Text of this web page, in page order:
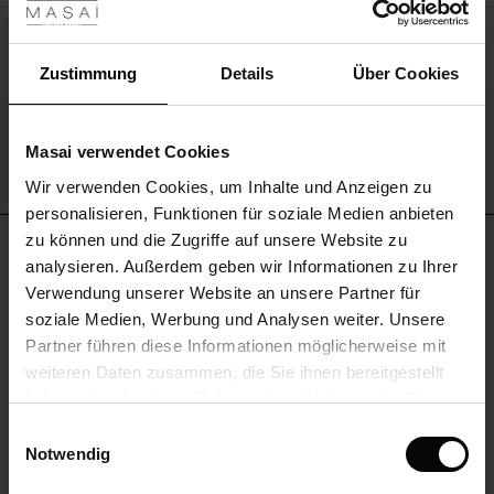
Zustimmung Details Über Cookies
Masai verwendet Cookies
Wir verwenden Cookies, um Inhalte und Anzeigen zu
personalisieren, Funktionen für soziale Medien anbieten
zu können und die Zugriffe auf unsere Website zu
analysieren. Außerdem geben wir Informationen zu Ihrer
Verwendung unserer Website an unsere Partner für
soziale Medien, Werbung und Analysen weiter. Unsere
Partner führen diese Informationen möglicherweise mit
weiteren Daten zusammen, die Sie ihnen bereitgestellt
haben oder die sie im Rahmen Ihrer Nutzung der Dienste
Notwendig
(Sale)
Sale
Sale
First Layers
Begins – Pre-Autumn 2026
Ease - Summer 2026
- Summer 2026
- Spring 2026
– Spring 2026
Sets
Leinen
– Ihre Garderobe beginnt hier
NEU
Stretch-jeans Mit Weitem Bein Und
Längsnähten
119,00 €
MEHR SEHEN
BEWERTUNGEN
4.67
4.7
star
rating
EINE BEWERTUNG SCHREIBEN